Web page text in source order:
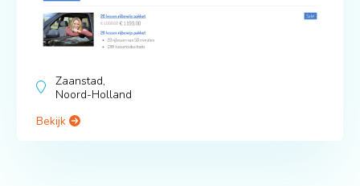
Zaanstad,
Noord-Holland
Bekijk